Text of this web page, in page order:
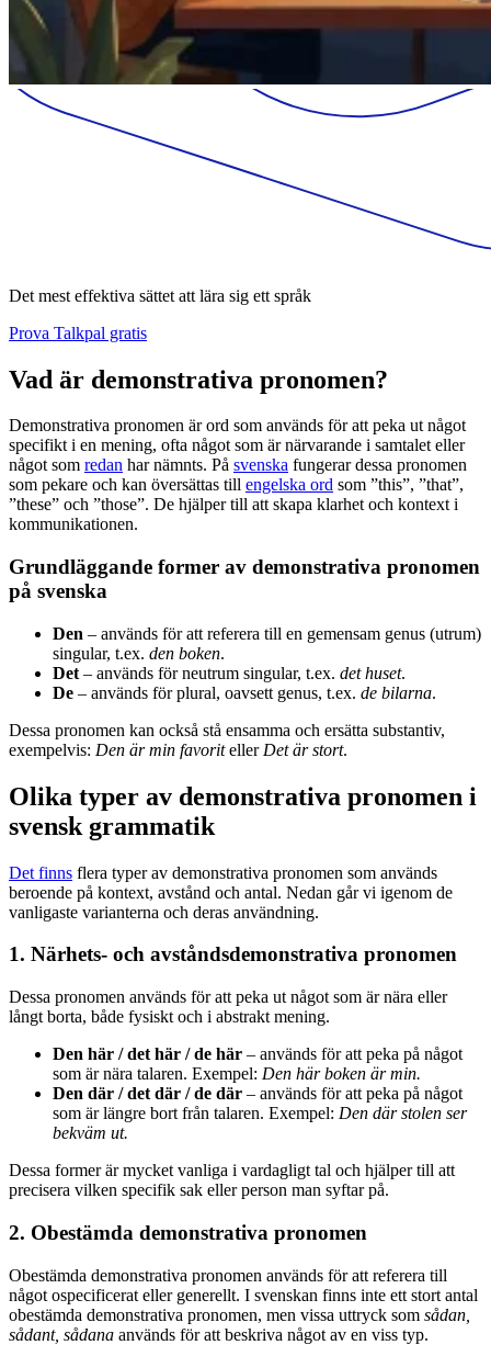
Det mest effektiva sättet att lära sig ett språk
Prova Talkpal gratis
Vad är demonstrativa pronomen?
Demonstrativa pronomen är ord som används för att peka ut något
specifikt i en mening, ofta något som är närvarande i samtalet eller
något som redan har nämnts. På svenska fungerar dessa pronomen
som pekare och kan översättas till engelska ord som ”this”, ”that”,
”these” och ”those”. De hjälper till att skapa klarhet och kontext i
kommunikationen.
Grundläggande former av demonstrativa pronomen
på svenska
Den – används för att referera till en gemensam genus (utrum)
singular, t.ex. den boken.
Det – används för neutrum singular, t.ex. det huset.
De – används för plural, oavsett genus, t.ex. de bilarna.
Dessa pronomen kan också stå ensamma och ersätta substantiv,
exempelvis: Den är min favoriteller Det är stort.
Olika typer av demonstrativa pronomen i
svensk grammatik
Det finns flera typer av demonstrativa pronomen som används
beroende på kontext, avstånd och antal. Nedan går vi igenom de
vanligaste varianterna och deras användning.
1. Närhets- och avståndsdemonstrativa pronomen
Dessa pronomen används för att peka ut något som är nära eller
långt borta, både fysiskt och i abstrakt mening.
Den här / det här / de här – används för att peka på något
som är nära talaren. Exempel: Den här boken är min.
Den där / det där / de där – används för att peka på något
som är längre bort från talaren. Exempel: Den där stolen ser
bekväm ut.
Dessa former är mycket vanliga i vardagligt tal och hjälper till att
precisera vilken specifik sak eller person man syftar på.
2. Obestämda demonstrativa pronomen
Obestämda demonstrativa pronomen används för att referera till
något ospecificerat eller generellt. I svenskan finns inte ett stort antal
obestämda demonstrativa pronomen, men vissa uttryck som sådan,
sådant, sådana används för att beskriva något av en viss typ.